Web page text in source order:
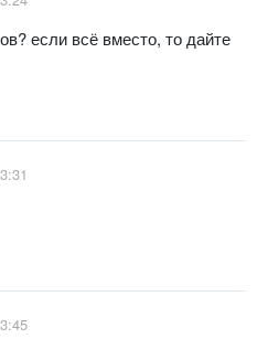
если всё вместо, то дайте